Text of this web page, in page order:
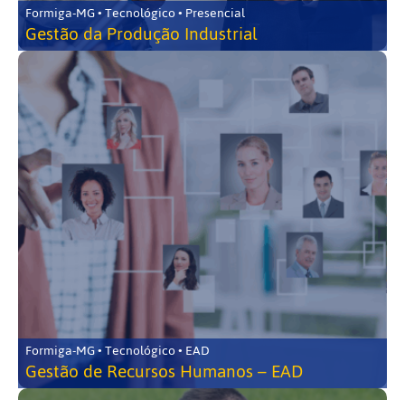
Formiga-MG • Tecnológico • Presencial
Gestão da Produção Industrial
Formiga-MG • Tecnológico • EAD
Gestão de Recursos Humanos – EAD